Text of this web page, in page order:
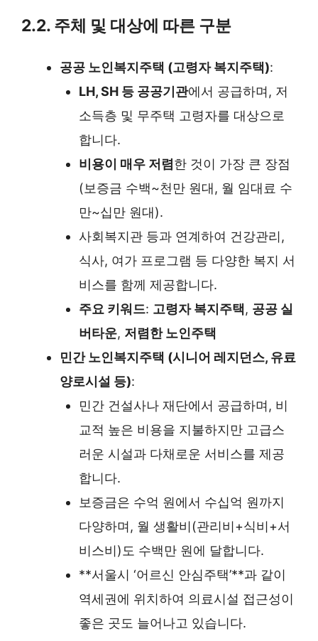
2.2. 주체 및 대상에 따른 구분
공공 노인복지주택 (고령자 복지주택):
LH, SH 등 공공기관에서 공급하며, 저
소득층 및 무주택 고령자를 대상으로
합니다.
비용이 매우 저렴 한 것이 가장 큰 장점
(보증금 수백~천만 원대, 월 임대료 수
만~십만 원대).
사회복지관 등과 연계하여 건강관리,
식사, 여가 프로그램 등 다양한 복지 서
비스를 함께 제공합니다.
주요 키워드: 고령자 복지주택, 공공 실
버타운, 저렴한 노인주택
민간 노인복지주택 (시니어 레지던스, 유료
양로시설 등):
민간 건설사나 재단에서 공급하며, 비
교적 높은 비용을 지불하지만 고급스
러운 시설과 다채로운 서비스를 제공
합니다.
보증금은 수억 원에서 수십억 원까지
다양하며, 월 생활비(관리비+식비+서
비스비)도 수백만 원에 달합니다.
**서울시 ‘어르신 안심주택’**과 같이
역세권에 위치하여 의료시설 접근성이
좋은 곳도 늘어나고 있습니다.